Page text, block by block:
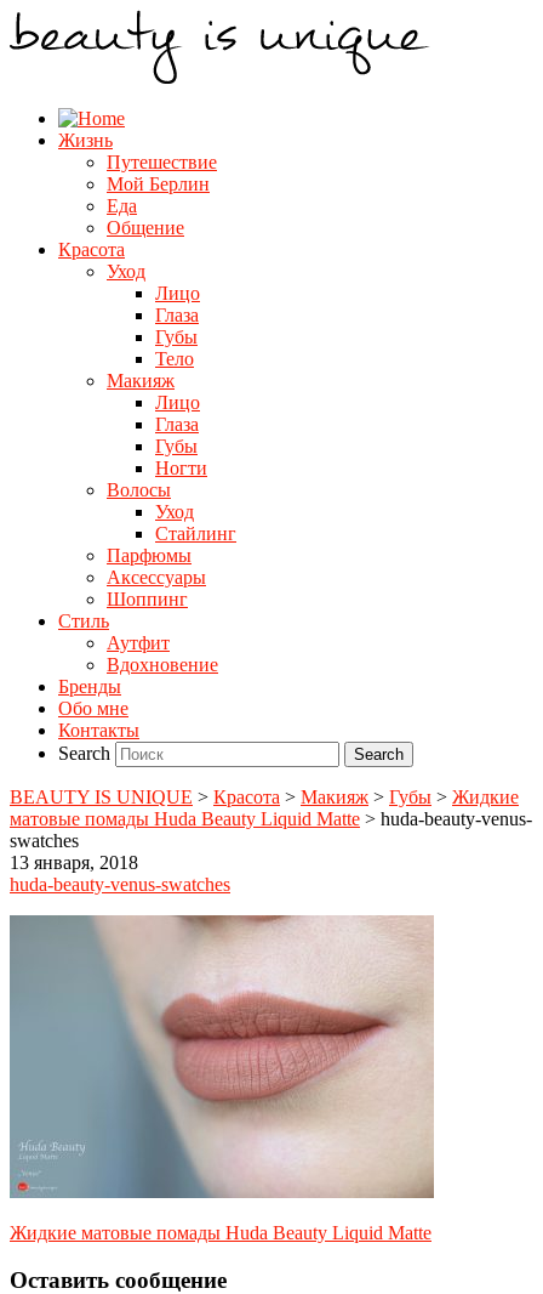
Жизнь
Путешествие
Мой Берлин
Еда
Общение
Красота
Уход
Лицо
Глаза
Губы
Тело
Макияж
Лицо
Глаза
Губы
Ногти
Волосы
Уход
Стайлинг
Парфюмы
Аксессуары
Шоппинг
Стиль
Аутфит
Вдохновение
Бренды
Обо мне
Контакты
Search
BEAUTY IS UNIQUE > Красота > Макияж > Губы > Жидкие
матовые помады Huda Beauty Liquid Matte > huda-beauty-venus-
swatches
13 января, 2018
huda-beauty-venus-swatches
Жидкие матовые помады Huda Beauty Liquid Matte
Оставить сообщение